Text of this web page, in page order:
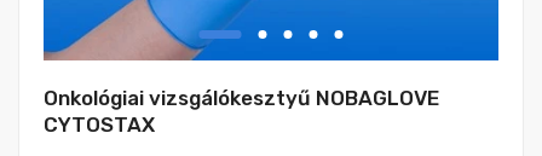
Onkológiai vizsgálókesztyű NOBAGLOVE
CYTOSTAX